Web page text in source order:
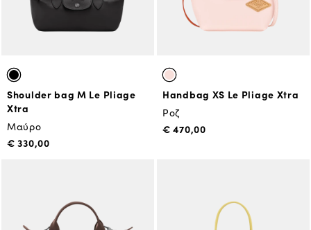
Shoulder bag M Le Pliage
Xtra
Μαύρο
€ 330,00
Handbag XS Le Pliage Xtra
Ροζ
€ 470,00